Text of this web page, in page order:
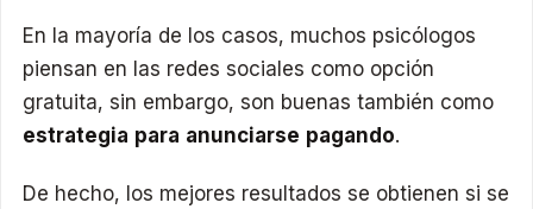
En la mayoría de los casos, muchos psicólogos
piensan en las redes sociales como opción
gratuita, sin embargo, son buenas también como
estrategia para anunciarse pagando.
De hecho, los mejores resultados se obtienen si se